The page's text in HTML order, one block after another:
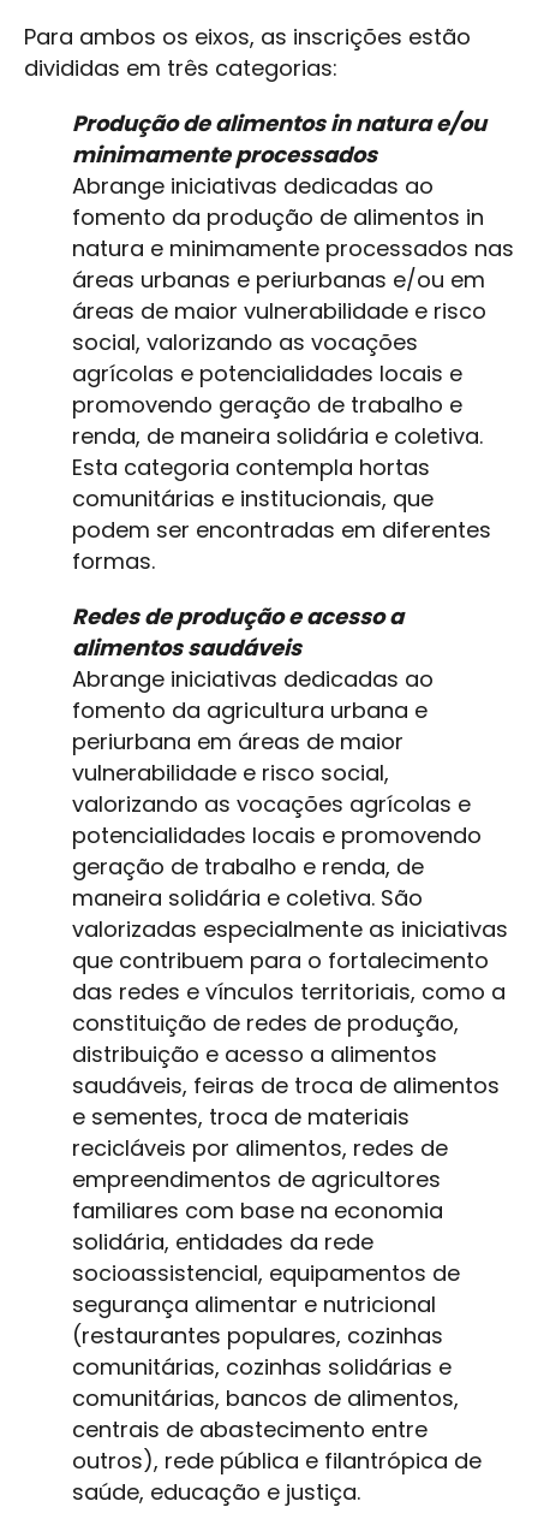
Para ambos os eixos, as inscrições estão
divididas em três categorias:
Produção de alimentos in natura e/ou
minimamente processados
Abrange iniciativas dedicadas ao
fomento da produção de alimentos in
natura e minimamente processados nas
áreas urbanas e periurbanas e/ou em
áreas de maior vulnerabilidade e risco
social, valorizando as vocações
agrícolas e potencialidades locais e
promovendo geração de trabalho e
renda, de maneira solidária e coletiva.
Esta categoria contempla hortas
comunitárias e institucionais, que
podem ser encontradas em diferentes
formas.
Redes de produção e acesso a
alimentos saudáveis
Abrange iniciativas dedicadas ao
fomento da agricultura urbana e
periurbana em áreas de maior
vulnerabilidade e risco social,
valorizando as vocações agrícolas e
potencialidades locais e promovendo
geração de trabalho e renda, de
maneira solidária e coletiva. São
valorizadas especialmente as iniciativas
que contribuem para o fortalecimento
das redes e vínculos territoriais, como a
constituição de redes de produção,
distribuição e acesso a alimentos
saudáveis, feiras de troca de alimentos
e sementes, troca de materiais
recicláveis por alimentos, redes de
empreendimentos de agricultores
familiares com base na economia
solidária, entidades da rede
socioassistencial, equipamentos de
segurança alimentar e nutricional
(restaurantes populares, cozinhas
comunitárias, cozinhas solidárias e
comunitárias, bancos de alimentos,
centrais de abastecimento entre
outros), rede pública e filantrópica de
saúde, educação e justiça.